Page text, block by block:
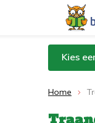
Kies
Home